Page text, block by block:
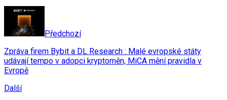
Předchozí
Zpráva firem Bybit a DL Research : Malé evropské státy
udávají tempo v adopci kryptoměn, MiCA mění pravidla v
Evropě
Další